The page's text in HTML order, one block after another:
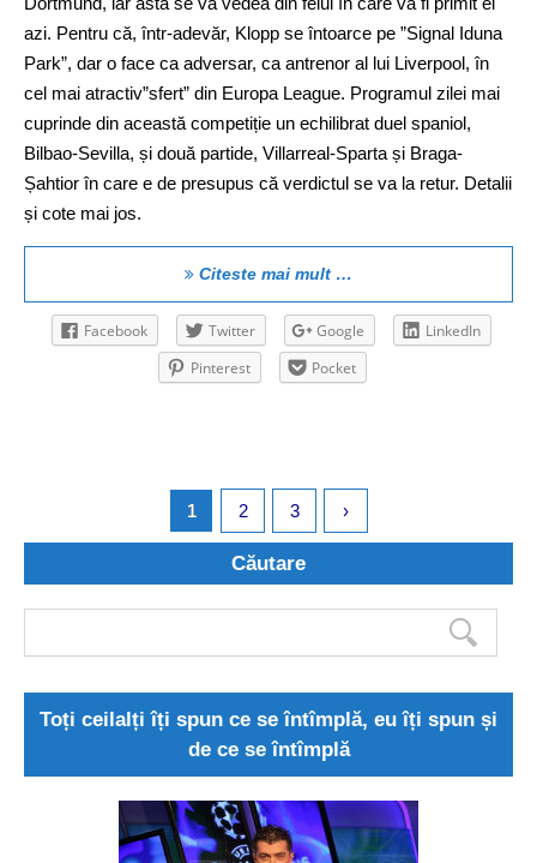
azi. Pentru că, într-adevăr, Klopp se întoarce pe ”Signal Iduna
Park”, dar o face ca adversar, ca antrenor al lui Liverpool, în
cel mai atractiv”sfert” din Europa League. Programul zilei mai
cuprinde din această competiție un echilibrat duel spaniol,
Bilbao-Sevilla, și două partide, Villarreal-Sparta și Braga-
Șahtior în care e de presupus că verdictul se va la retur. Detalii
și cote mai jos.
Citeste mai mult …
Facebook Twitter Google
LinkedIn
Pinterest
Pocket
1 2 3 ›
Căutare
Toți ceilalți îți spun ce se întîmplă, eu îți spun și
de ce se întîmplă